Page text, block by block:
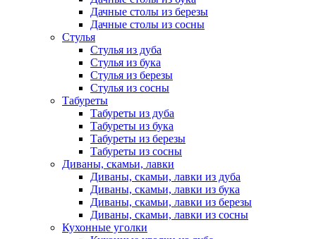
Дачные столы из березы
Дачные столы из сосны
Стулья
Стулья из дуба
Стулья из бука
Стулья из березы
Стулья из сосны
Табуреты
Табуреты из дуба
Табуреты из бука
Табуреты из березы
Табуреты из сосны
Диваны, скамьи, лавки
Диваны, скамьи, лавки из дуба
Диваны, скамьи, лавки из бука
Диваны, скамьи, лавки из березы
Диваны, скамьи, лавки из сосны
Кухонные уголки